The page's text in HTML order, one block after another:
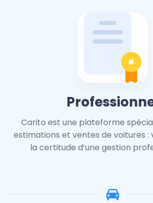
Carito est une plateforme
estimations et ventes de voitures :
la certitude d’une gestion